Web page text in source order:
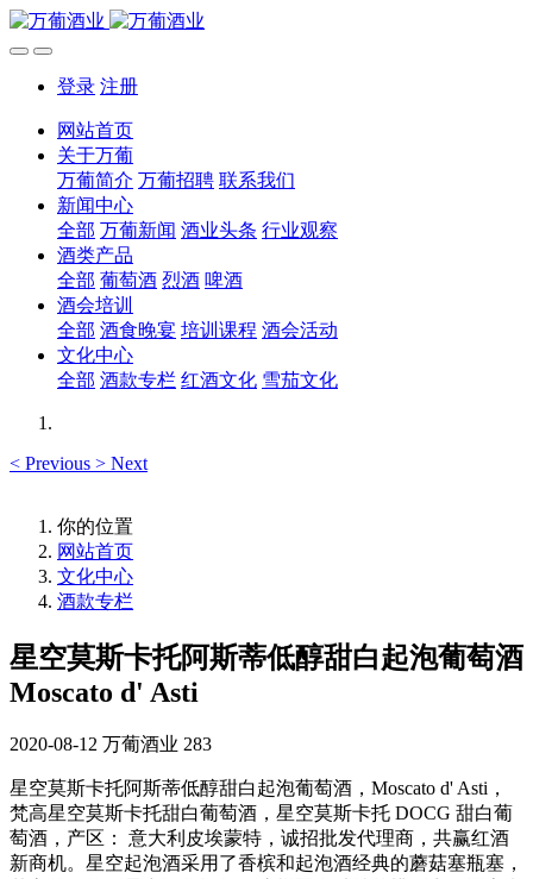
登录 注册
网站首页
关于万葡
万葡简介 万葡招聘 联系我们
新闻中心
全部 万葡新闻 酒业头条 行业观察
酒类产品
全部 葡萄酒 烈酒 啤酒
酒会培训
全部 酒食晚宴 培训课程 酒会活动
文化中心
全部 酒款专栏 红酒文化 雪茄文化
< Previous > Next
你的位置
网站首页
文化中心
酒款专栏
星空莫斯卡托阿斯蒂低醇甜白起泡葡萄酒
Moscato d' Asti
2020-08-12 万葡酒业 283
星空莫斯卡托阿斯蒂低醇甜白起泡葡萄酒，Moscato d' Asti，
梵高星空莫斯卡托甜白葡萄酒，星空莫斯卡托 DOCG 甜白葡
萄酒，产区： 意大利皮埃蒙特，诚招批发代理商，共赢红酒
新商机。星空起泡酒采用了香槟和起泡酒经典的蘑菇塞瓶塞，